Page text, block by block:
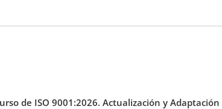
de ISO 9001:2026. Actualización y